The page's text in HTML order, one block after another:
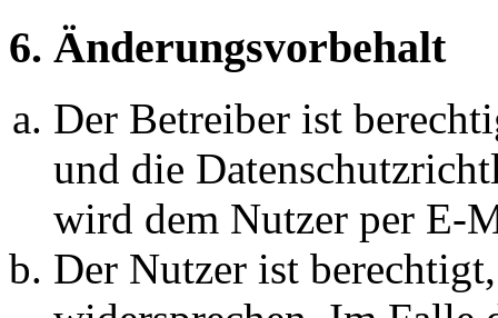
6. Änderungsvorbehalt
Der Betreiber ist
und die
wird dem Nutzer per E-
Der Nutzer ist